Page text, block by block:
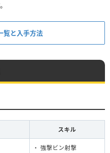
覧と入手方法
スキル
・ 強撃ビン射撃